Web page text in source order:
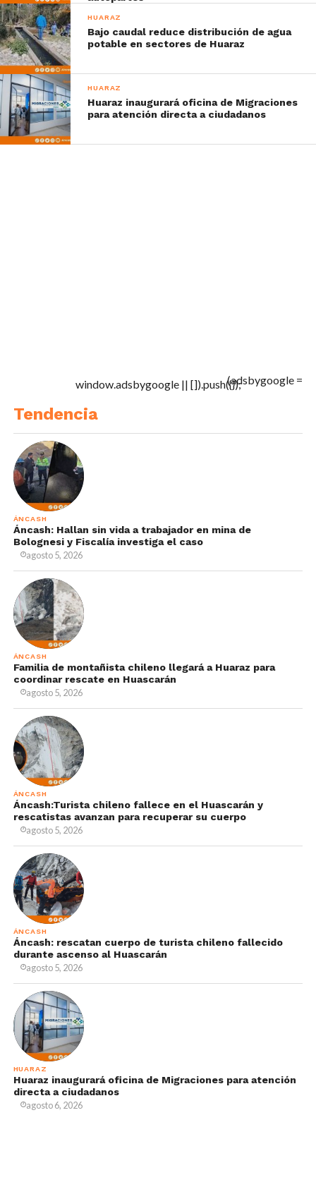
HUARAZ
Bajo caudal reduce distribución de agua
potable en sectores de Huaraz
HUARAZ
Huaraz inaugurará oficina de Migraciones
para atención directa a ciudadanos
(adsbygoogle =
window.adsbygoogle || []).push({});
Tendencia
ÁNCASH
Áncash: Hallan sin vida a trabajador en mina de
Bolognesi y Fiscalía investiga el caso
agosto 5, 2026
ÁNCASH
Familia de montañista chileno llegará a Huaraz para
coordinar rescate en Huascarán
agosto 5, 2026
ÁNCASH
Áncash:Turista chileno fallece en el Huascarán y
rescatistas avanzan para recuperar su cuerpo
agosto 5, 2026
ÁNCASH
Áncash: rescatan cuerpo de turista chileno fallecido
durante ascenso al Huascarán
agosto 5, 2026
HUARAZ
Huaraz inaugurará oficina de Migraciones para atención
directa a ciudadanos
agosto 6, 2026